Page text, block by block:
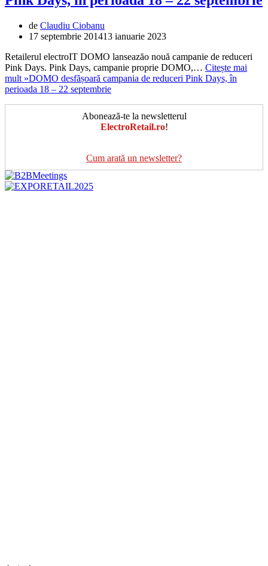
de Claudiu Ciobanu
17 septembrie 201413 ianuarie 2023
Retailerul electroIT DOMO lanseazăo nouă campanie de reduceri
Pink Days. Pink Days, campanie proprie DOMO,… Citește mai
mult »DOMO desfășoară campania de reduceri Pink Days, în
perioada 18 – 22 septembrie
Abonează-te la newsletterul
ElectroRetail.ro!
Cum arată un newsletter?